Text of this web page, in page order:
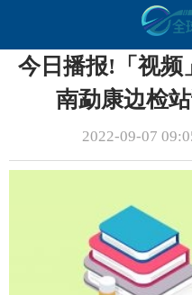
今日播报!「视频
南勐康边检
2022-09-07